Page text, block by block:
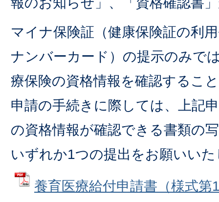
マイナ保険証（健康保険証の利
ナンバーカード）の提示のみで
療保険の資格情報を確認するこ
申請の手続きに際しては、上記
の資格情報が確認できる書類の
いずれか1つの提出をお願いい
養育医療給付申請書（様式